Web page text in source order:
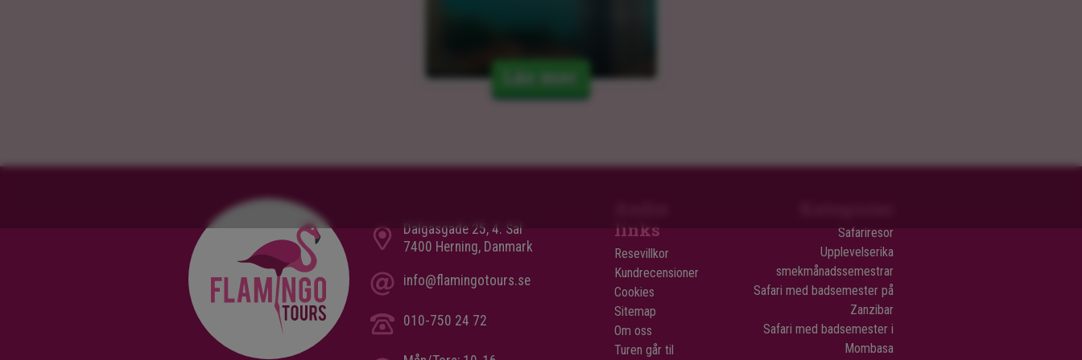
Läs mer
Dalgasgade 25, 4. Sal
7400 Herning, Danmark
info@flamingotours.se
010-750 24 72
links
Resevillkor
Kundrecensioner
Cookies
Sitemap
Om oss
Turen går til
Safariresor
Upplevelserika
smekmånadssemestrar
Safari med badsemester på
Zanzibar
Safari med badsemester i
Mombasa